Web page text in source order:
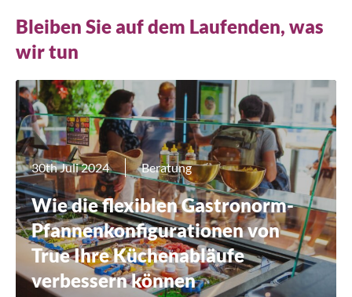
Bleiben Sie auf dem Laufenden, was
wir tun
30th Juli 2024 Beratung
Wie die flexiblen Gastronorm-
Pfannenkonfigurationen von
True Ihre Küchenabläufe
verbessern können